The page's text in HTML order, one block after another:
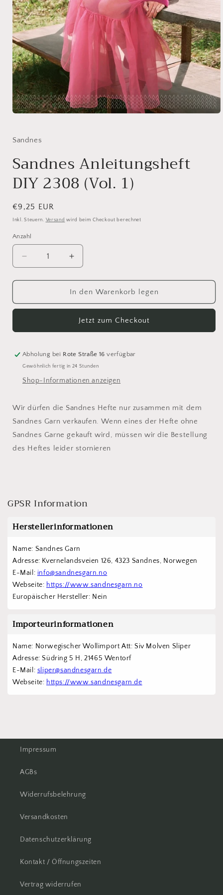
Modal
Sandnes
Sandnes Anleitungsheft
DIY 2308 (Vol. 1)
Normaler
Preis
€9,25 EUR
Inkl. Steuern. Versand wird beim Checkout berechnet
Anzahl
Anzahl
Verringere
die
Menge
Sandnes
2308
1)
Erhöhe
die
Menge
für
Sandnes
DIY
2308
1)
In den Warenkorb legen
Jetzt zum Checkout
Abholung bei Rote Straße 16 verfügbar
Gewöhnlich fertig in 24 Stunden
Shop-Informationen anzeigen
Wir dürfen die Sandnes Hefte nur zusammen mit dem
Sandnes Garn verkaufen. Wenn eines der Hefte ohne
Sandnes Garne gekauft wird, müssen wir die Bestellung
des Heftes leider stornieren
GPSR Information
Herstellerinformationen
Name: Sandnes Garn
Adresse: Kvernelandsveien 126, 4323 Sandnes, Norwegen
E-Mail: info@sandnesgarn.no
Webseite: https://www.sandnesgarn.no
Europäischer Hersteller: Nein
Importeurinformationen
Name: Norwegischer Wollimport Att: Siv Molven Sliper
Adresse: Südring 5 H, 21465 Wentorf
E-Mail: sliper@sandnesgarn.de
Webseite: https://www.sandnesgarn.de
Impressum
AGBs
Widerrufsbelehrung
Versandkosten
Datenschutzerklärung
Kontakt / Öffnungszeiten
Vertrag widerrufen